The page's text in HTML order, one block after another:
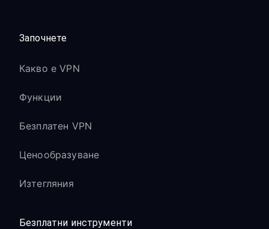
Започнете
Какво е VPN
Функции
Безплатен VPN
Ценообразуване
Изтегляния
Безплатни инструменти